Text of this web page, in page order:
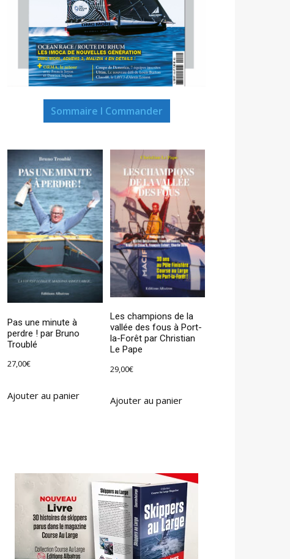
Sommaire I Commander
Pas une minute à
perdre ! par Bruno
Troublé
27,00€
Ajouter au panier
Les champions de la
vallée des fous à Port-
la-Forêt par Christian
Le Pape
29,00€
Ajouter au panier